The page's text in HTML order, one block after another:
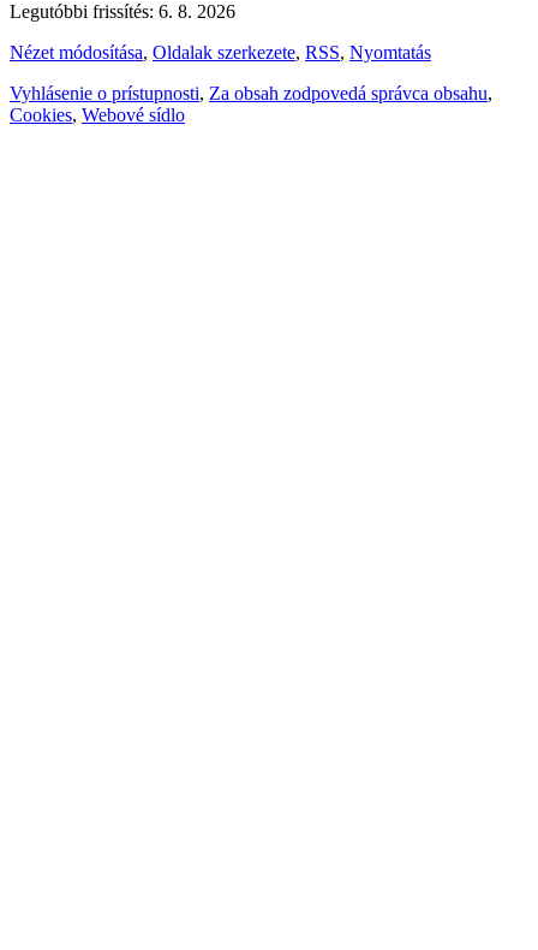
Legutóbbi frissítés: 6. 8. 2026
Nézet módosítása, Oldalak szerkezete, RSS, Nyomtatás
Vyhlásenie o prístupnosti, Za obsah zodpovedá správca obsahu,
Cookies, Webové sídlo